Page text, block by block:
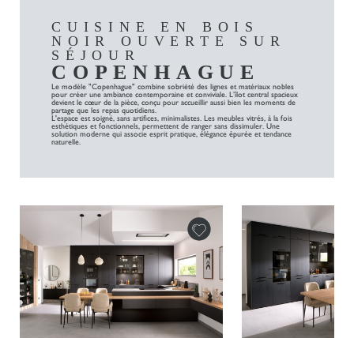
CUISINE EN BOIS
NOIR OUVERTE SUR
SÉJOUR
COPENHAGUE
Le modèle "Copenhague" combine sobriété des lignes et matériaux nobles
pour créer une ambiance contemporaine et conviviale. L’îlot central spacieux
devient le cœur de la pièce, conçu pour accueillir aussi bien les moments de
partage que les repas quotidiens.
L'espace est soigné, sans artifices, minimalistes. Les meubles vitrés, à la fois
esthétiques et fonctionnels, permettent de ranger sans dissimuler. Une
solution moderne qui associe esprit pratique, élégance épurée et tendance
naturelle.